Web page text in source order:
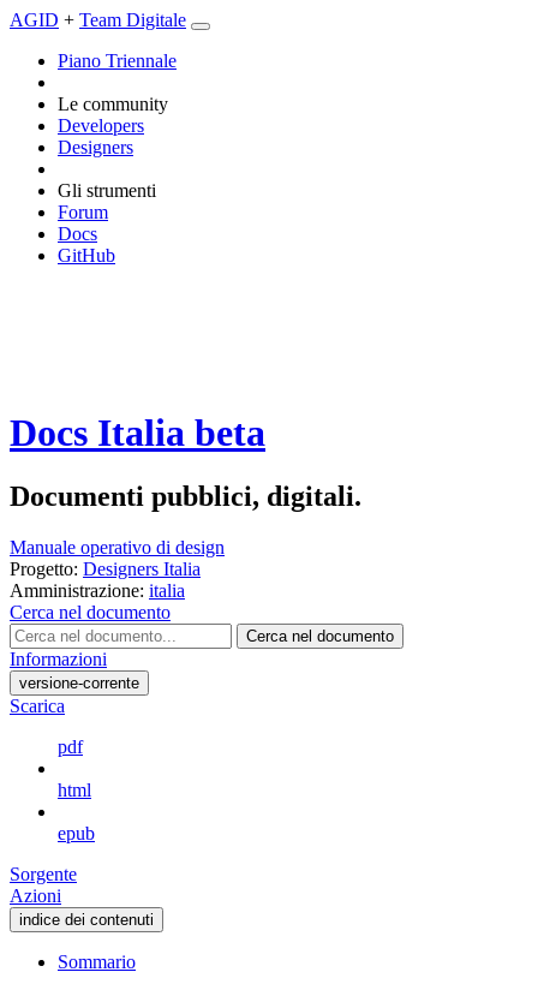
AGID + Team Digitale
Piano Triennale
Le community
Developers
Designers
Gli strumenti
Forum
Docs
GitHub
Docs Italia beta
Documenti pubblici, digitali.
Manuale operativo di design
Progetto: Designers Italia
Amministrazione: italia
Cerca nel documento
Cerca nel documento
Informazioni
versione-corrente
Scarica
pdf
html
epub
Sorgente
Azioni
indice dei contenuti
Sommario